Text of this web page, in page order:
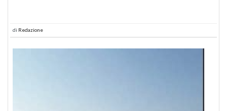
di Redazione